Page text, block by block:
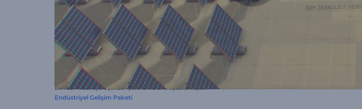
Bu hazır video ayarı, şundan yararlanılarak oluşturulmuştur:
Endüstriyel Gelişim Paketi